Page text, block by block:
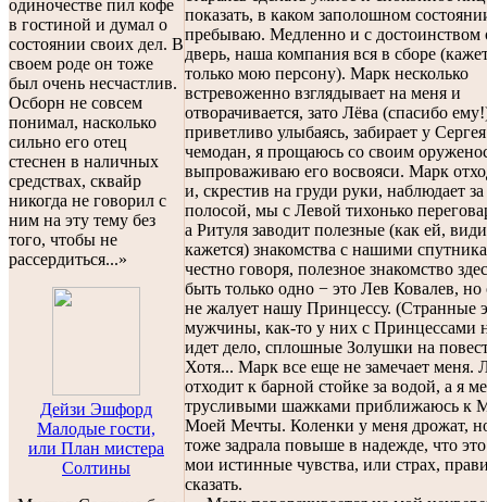
одиночестве пил кофе
в гостиной и думал о
состоянии своих дел. В
своем роде он тоже
был очень несчастлив.
Осборн не совсем
понимал, насколько
сильно его отец
стеснен в наличных
средствах, сквайр
никогда не говорил с
ним на эту тему без
того, чтобы не
рассердиться...»
Дейзи Эшфорд
Малодые гости,
или План мистера
Солтины
показать, в каком заполошном
пребываю. Медленно и с достоинством
дверь, наша компания вся в сборе
только мою персону). Марк несколько
встревоженно взглядывает на меня и
отворачивается, зато Лёва (спасибо
приветливо улыбаясь, забирает у
чемодан, я прощаюсь со своим
выпроваживаю его восвояси. Марк
и, скрестив на груди руки, наблюдает
полосой, мы с Левой тихонько
а Ритуля заводит полезные (как ей,
кажется) знакомства с нашими
честно говоря, полезное знакомство
быть только одно − это Лев Ковалев, но
не жалует нашу Принцессу. (Странные
мужчины, как-то у них с Принцессами
идет дело, сплошные Золушки на
Хотя... Марк все еще не замечает меня.
отходит к барной стойке за водой, а я
трусливыми шажками приближаюсь к
Моей Мечты. Коленки у меня дрожат,
тоже задрала повыше в надежде, что
мои истинные чувства, или страх,
сказать.